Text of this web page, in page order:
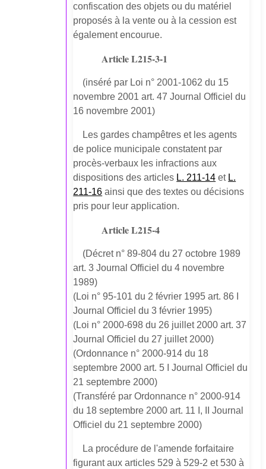
confiscation des objets ou du matériel
proposés à la vente ou à la cession est
également encourue.
Article L215-3-1
(inséré par Loi n° 2001-1062 du 15
novembre 2001 art. 47 Journal Officiel du
16 novembre 2001)
Les gardes champêtres et les agents
de police municipale constatent par
procès-verbaux les infractions aux
dispositions des articles L. 211-14 et L.
211-16 ainsi que des textes ou décisions
pris pour leur application.
Article L215-4
(Décret n° 89-804 du 27 octobre 1989
art. 3 Journal Officiel du 4 novembre
1989)
(Loi n° 95-101 du 2 février 1995 art. 86 I
Journal Officiel du 3 février 1995)
(Loi n° 2000-698 du 26 juillet 2000 art. 37
Journal Officiel du 27 juillet 2000)
(Ordonnance n° 2000-914 du 18
septembre 2000 art. 5 I Journal Officiel du
21 septembre 2000)
(Transféré par Ordonnance n° 2000-914
du 18 septembre 2000 art. 11 I, II Journal
Officiel du 21 septembre 2000)
La procédure de l'amende forfaitaire
figurant aux articles 529 à 529-2 et 530 à